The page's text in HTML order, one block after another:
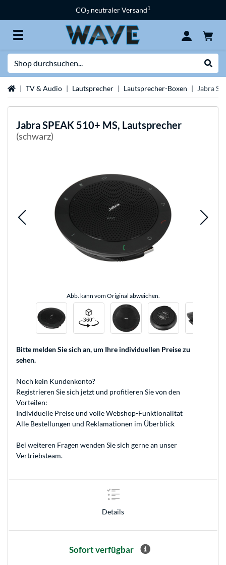
CO2 neutraler Versand1
StartseiteTV & Audio Lautsprecher Lautsprecher-Boxen Jabra
JabraSPEAK 510+ MS, Lautsprecher
(schwarz)
Abb. kann vom Original abweichen.
Bitte melden Sie sich an, um Ihre individuellen Preise zu
sehen.
Noch kein Kundenkonto?
Registrieren Sie sich jetzt und profitieren Sie von den
Vorteilen:
Individuelle Preise und volle Webshop-Funktionalität
Alle Bestellungen und Reklamationen im Überblick
Bei weiteren Fragen wenden Sie sich gerne an unser
Vertriebsteam.
Details
Sofort verfügbar